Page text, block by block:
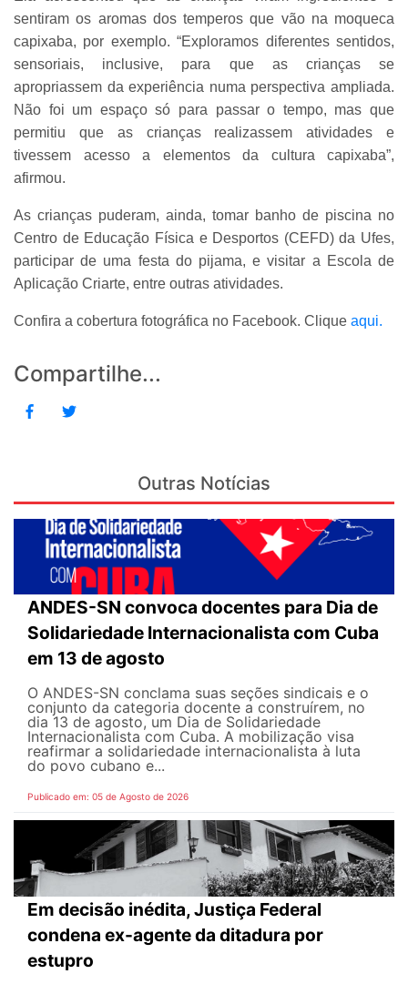
sentiram os aromas dos temperos que vão na moqueca
capixaba, por exemplo. “Exploramos diferentes sentidos,
sensoriais, inclusive, para que as crianças se
apropriassem da experiência numa perspectiva ampliada.
Não foi um espaço só para passar o tempo, mas que
permitiu que as crianças realizassem atividades e
tivessem acesso a elementos da cultura capixaba”,
afirmou.
As crianças puderam, ainda, tomar banho de piscina no
Centro de Educação Física e Desportos (CEFD) da Ufes,
participar de uma festa do pijama, e visitar a Escola de
Aplicação Criarte, entre outras atividades.
Confira a cobertura fotográfica no Facebook. Clique aqui.
Compartilhe...
Outras Notícias
ANDES-SN convoca docentes para Dia de
Solidariedade Internacionalista com Cuba
em 13 de agosto
O ANDES-SN conclama suas seções sindicais e o
conjunto da categoria docente a construírem, no
dia 13 de agosto, um Dia de Solidariedade
Internacionalista com Cuba. A mobilização visa
reafirmar a solidariedade internacionalista à luta
do povo cubano e...
Publicado em: 05 de Agosto de 2026
Em decisão inédita, Justiça Federal
condena ex-agente da ditadura por
estupro